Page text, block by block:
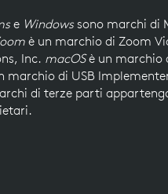
e Windowssono marchi di
è un marchio di Zoom
Inc. macOSè un marchio
marchio di USB
di terze parti